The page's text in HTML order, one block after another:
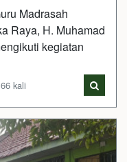
Madrasah
Raya, H. Muhamad
kegiatan
kali